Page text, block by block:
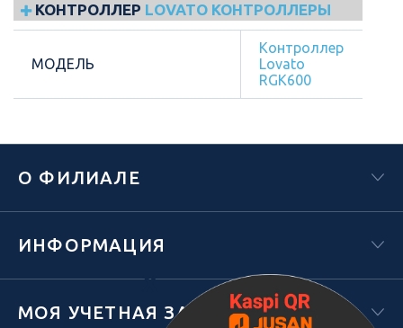
КОНТРОЛЛЕР LOVATO КОНТРОЛЛЕРЫ
МОДЕЛЬ
Контроллер
Lovato
RGK600
Х
О ФИЛИАЛЕ
ИНФОРМАЦИЯ
МОЯ УЧЕТНАЯ ЗАПИСЬ